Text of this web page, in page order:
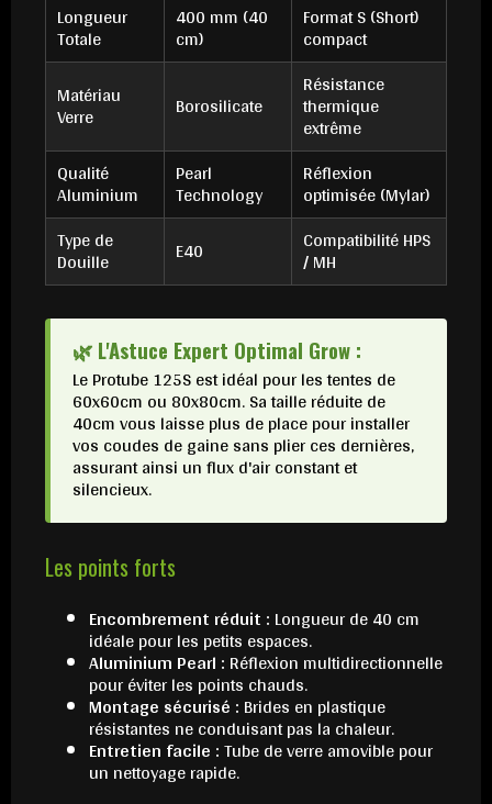
Longueur
Totale
400 mm (40
cm)
Format S (Short)
compact
Matériau
Verre Borosilicate
Résistance
thermique
extrême
Qualité
Aluminium
Pearl
Technology
Réflexion
optimisée (Mylar)
Type de
Douille E40 Compatibilité HPS
/ MH
🌿 L'Astuce Expert Optimal Grow :
Le Protube 125S est idéal pour les tentes de
60x60cm ou 80x80cm. Sa taille réduite de
40cm vous laisse plus de place pour installer
vos coudes de gaine sans plier ces dernières,
assurant ainsi un flux d'air constant et
silencieux.
Les points forts
Encombrement réduit : Longueur de 40 cm
idéale pour les petits espaces.
Aluminium Pearl : Réflexion multidirectionnelle
pour éviter les points chauds.
Montage sécurisé : Brides en plastique
résistantes ne conduisant pas la chaleur.
Entretien facile :Tube de verre amovible pour
un nettoyage rapide.